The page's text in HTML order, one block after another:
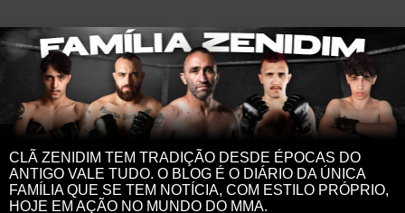
CLÃ ZENIDIM TEM TRADIÇÃO DESDE ÉPOCAS DO
ANTIGO VALE TUDO. O BLOG É O DIÁRIO DA ÚNICA
FAMÍLIA QUE SE TEM NOTÍCIA, COM ESTILO PRÓPRIO,
HOJE EM AÇÃO NO MUNDO DO MMA.